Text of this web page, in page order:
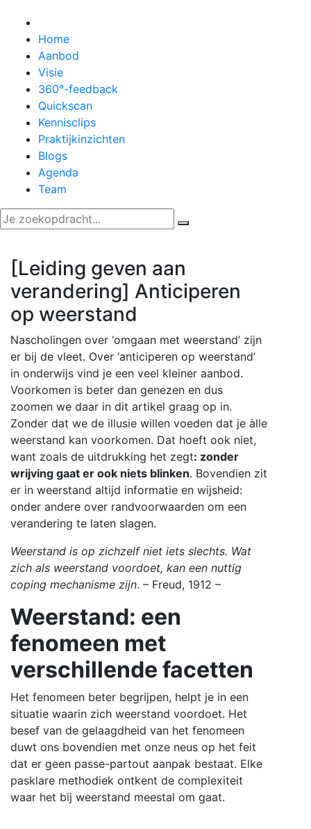
Home
Aanbod
Visie
360°-feedback
Quickscan
Kennisclips
Praktijkinzichten
Blogs
Agenda
Team
[Leiding geven aan
verandering] Anticiperen
op weerstand
Nascholingen over ‘omgaan met weerstand’ zijn
er bij de vleet. Over ‘anticiperen op weerstand’
in onderwijs vind je een veel kleiner aanbod.
Voorkomen is beter dan genezen en dus
zoomen we daar in dit artikel graag op in.
Zonder dat we de illusie willen voeden dat je àlle
weerstand kan voorkomen. Dat hoeft ook niet,
want zoals de uitdrukking het zegt: zonder
wrijving gaat er ook niets blinken. Bovendien zit
er in weerstand altijd informatie en wijsheid:
onder andere over randvoorwaarden om een
verandering te laten slagen.
Weerstand is op zichzelf niet iets slechts. Wat
zich als weerstand voordoet, kan een nuttig
coping mechanisme zijn. – Freud, 1912 –
Weerstand: een
fenomeen met
verschillende facetten
Het fenomeen beter begrijpen, helpt je in een
situatie waarin zich weerstand voordoet. Het
besef van de gelaagdheid van het fenomeen
duwt ons bovendien met onze neus op het feit
dat er geen passe-partout aanpak bestaat. Elke
pasklare methodiek ontkent de complexiteit
waar het bij weerstand meestal om gaat.